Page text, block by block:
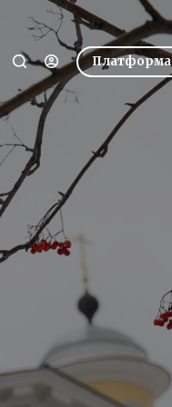
Платформа